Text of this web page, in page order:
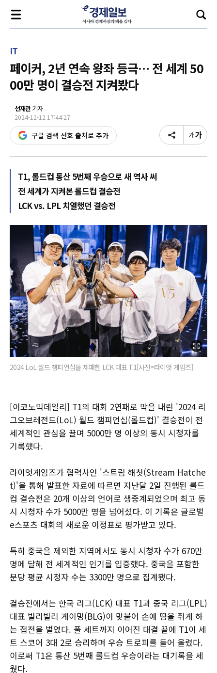
IT
페이커, 2년 연속 왕좌 등극… 전 세계 50
00만 명이 결승전 지켜봤다
선재관기자
2024-12-12 17:44:27
구글 검색 선호 출처로 추가
T1, 롤드컵 통산 5번째 우승으로 새 역사 써
전 세계가 지켜본 롤드컵 결승전
LCK vs. LPL 치열했던 결승전
2024 LoL 월드 챔피언십을 제패한 LCK 대표 T1[사진=라이엇 게임즈]
[이코노믹데일리] T1의 대회 2연패로 막을 내린 '2024 리
그오브레전드(LoL) 월드 챔피언십(롤드컵)' 결승전이 전
세계적인 관심을 끌며 5000만 명 이상의 동시 시청자를
기록했다.
라이엇게임즈가 협력사인 '스트림 해칫(Stream Hatche
t)'을 통해 발표한 자료에 따르면 지난달 2일 진행된 롤드
컵 결승전은 20개 이상의 언어로 생중계되었으며 최고 동
시 시청자 수가 5000만 명을 넘어섰다. 이 기록은 글로벌
e스포츠 대회의 새로운 이정표로 평가받고 있다.
특히 중국을 제외한 지역에서도 동시 시청자 수가 670만
명에 달해 전 세계적인 인기를 입증했다. 중국을 포함한
분당 평균 시청자 수는 3300만 명으로 집계됐다.
결승전에서는 한국 리그(LCK) 대표 T1과 중국 리그(LPL)
대표 빌리빌리 게이밍(BLG)이 맞붙어 손에 땀을 쥐게 하
는 접전을 벌였다. 풀 세트까지 이어진 대결 끝에 T1이 세
트 스코어 3대 2로 승리하며 우승 트로피를 들어 올렸다.
이로써 T1은 통산 5번째 롤드컵 우승이라는 대기록을 세
웠다.